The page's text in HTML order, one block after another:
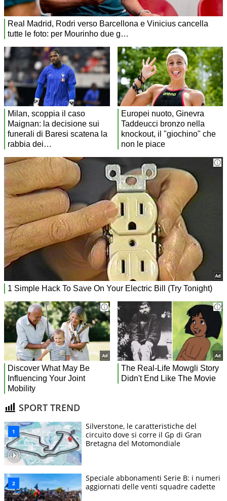
SPORT TREND
Silverstone, le caratteristiche del
circuito dove si corre il Gp di Gran
Bretagna del Motomondiale
Speciale abbonamenti Serie B: i numeri
aggiornati delle venti squadre cadette